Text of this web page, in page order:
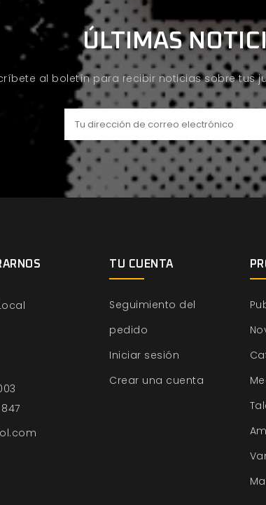
ÚLTIMAS
al boletín para recibir noticias sobre tus
TU CUENTA
Seguimiento del
pedido
Iniciar sesión
Crear una cuenta